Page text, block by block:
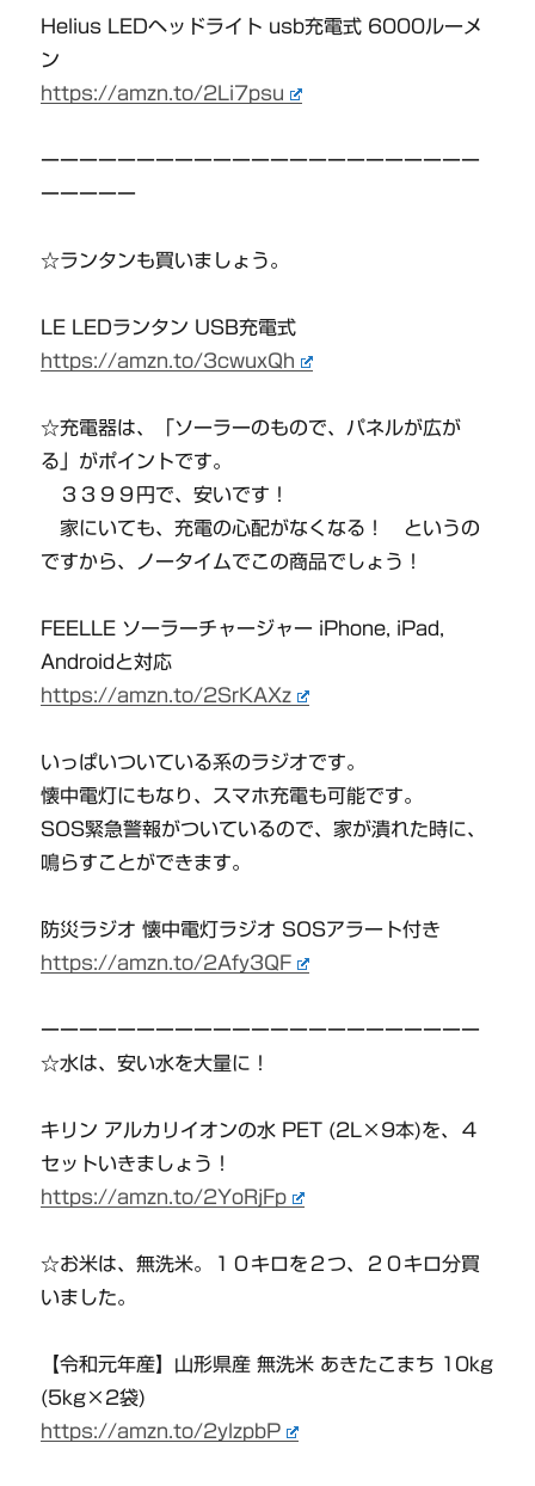
Helius LEDヘッドライト usb充電式 6000ルーメ
ン
https://amzn.to/2Li7psu
ーーーーーーーーーーーーーーーーーーーーーーー
ーーーーー
☆ランタンも買いましょう。
LE LEDランタン USB充電式
https://amzn.to/3cwuxQh
☆充電器は、「ソーラーのもので、パネルが広が
る」がポイントです。
３３９９円で、安いです！
家にいても、充電の心配がなくなる！ というの
ですから、ノータイムでこの商品でしょう！
FEELLE ソーラーチャージャー iPhone, iPad,
Androidと対応
https://amzn.to/2SrKAXz
いっぱいついている系のラジオです。
懐中電灯にもなり、スマホ充電も可能です。
SOS緊急警報がついているので、家が潰れた時に、
鳴らすことができます。
防災ラジオ 懐中電灯ラジオ SOSアラート付き
https://amzn.to/2Afy3QF
ーーーーーーーーーーーーーーーーーーーーーーー
☆水は、安い水を大量に！
キリン アルカリイオンの水 PET (2L×9本)を、４
セットいきましょう！
https://amzn.to/2YoRjFp
☆お米は、無洗米。１０キロを２つ、２０キロ分買
いました。
【令和元年産】山形県産 無洗米 あきたこまち 10kg
(5kg×2袋)
https://amzn.to/2ylzpbP